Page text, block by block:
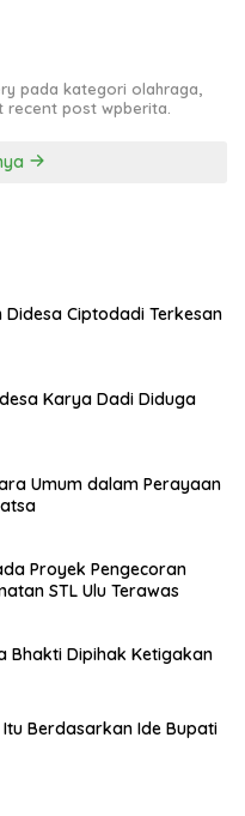
pada kategori olahraga,
recent post wpberita.
Ciptodadi Terkesan
Karya Dadi Diduga
Umum dalam Perayaan
Proyek Pengecoran
STL Ulu Terawas
Bhakti Dipihak Ketigakan
Itu Berdasarkan Ide Bupati